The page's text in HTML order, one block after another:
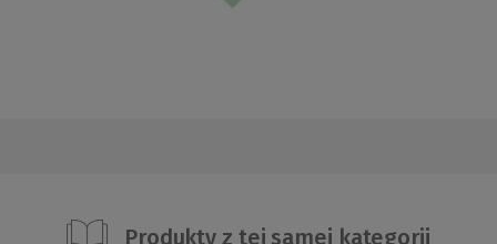
Produkty z tej samej kategorii